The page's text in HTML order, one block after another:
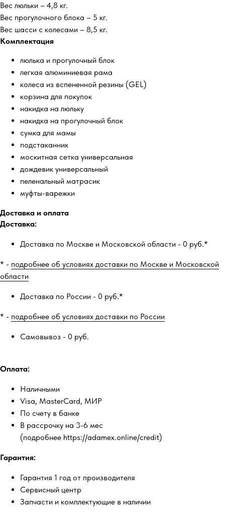
Вес люльки – 4,8 кг.
Вес прогулочного блока – 5 кг.
Вес шасси с колесами – 8,5 кг.
Комплектация
люлька и прогулочный блок
легкая алюминиевая рама
колеса из вспененной резины (GEL)
корзина для покупок
накидка на люльку
накидка на прогулочный блок
сумка для мамы
подстаканник
москитная сетка универсальная
дождевик универсальный
пеленальный матрасик
муфты-варежки
Доставка и оплата
Доставка:
Доставка по Москве и Московской области - 0 руб.*
* - подробнее об условиях доставки по Москве и Московской
области
Доставка по России - 0 руб.*
* - подробнее об условиях доставки по России
Самовывоз - 0 руб.
Оплата:
Наличными
Visa, MasterCard, МИР
По счету в банке
В рассрочку на 3-6 мес
(подробнее https://adamex.online/credit)
Гарантия:
Гарантия 1 год от производителя
Сервисный центр
Запчасти и комплектующие в наличии